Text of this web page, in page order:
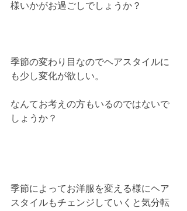
様いかがお過ごしでしょうか？
季節の変わり目なのでヘアスタイルに
も少し変化が欲しい。
なんてお考えの方もいるのではないで
しょうか？
季節によってお洋服を変える様にヘア
スタイルもチェンジしていくと気分転